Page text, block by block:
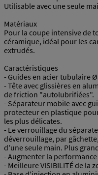
Utilisable avec une seule
Matériaux
Pour la coupe intensive de
céramique, idéal pour les
extrudés.
Caractéristiques
- Guides en acier tubulaire
- Tête avec glissières en
de friction "autolubrifiées".
- Séparateur mobile avec
protecteur en plastique
les plus délicates.
- Le verrouillage du
déverrouillage, par
d'une seule main. Plus
- Augmenter la
- Meilleure VISIBILITÉ de la